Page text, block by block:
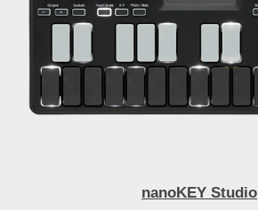
nanoKEY Studio